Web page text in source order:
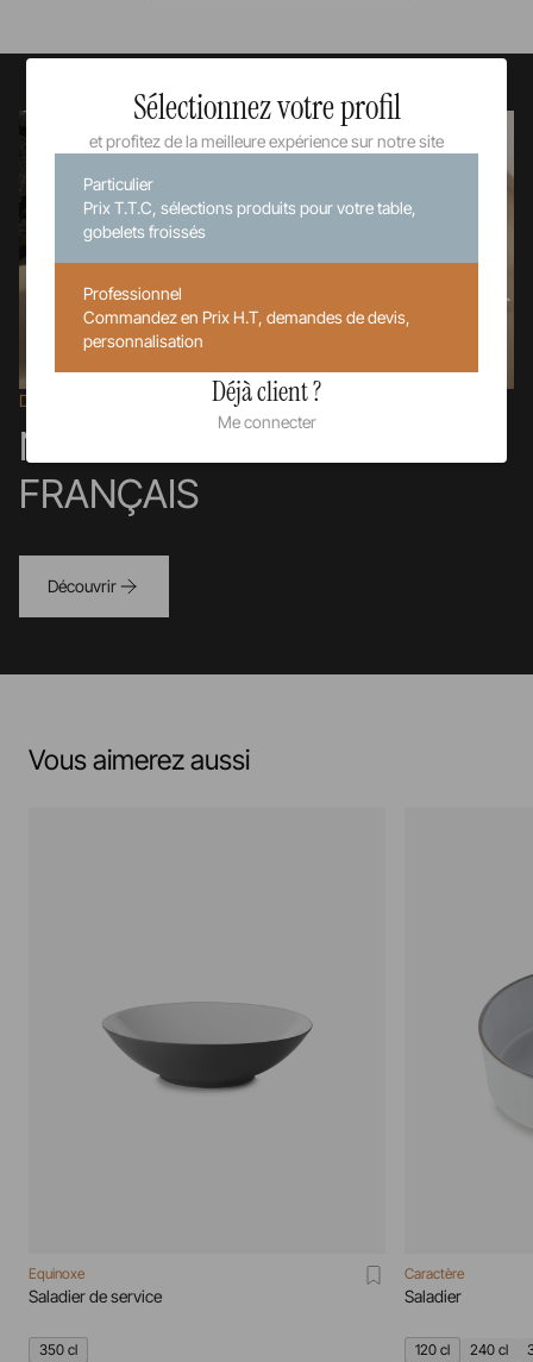
Dans la Drôme
NOS SAVOIR-FAIRE
FRANÇAIS
Découvrir
Vous aimerez aussi
Equinoxe
Saladier de service
350 cl
Caractère
Saladier
120 cl 240 cl
Sélectionnez votre profil
et profitez de la meilleure expérience sur notre site
Particulier
Prix T.T.C, sélections produits pour votre table,
gobelets froissés
Professionnel
Commandez en Prix H.T, demandes de devis,
personnalisation
Déjà client ?
Me connecter